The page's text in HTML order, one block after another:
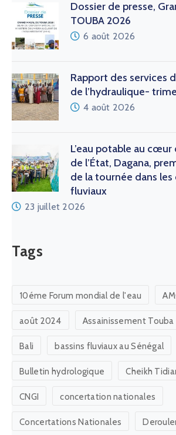
Dossier de presse,
TOUBA 2026
6 août 2026
Rapport des services
de l’hydraulique-
4 août 2026
L’eau potable au
de l’État, Dagana,
de la tournée dans les
fluviaux
23 juillet 2026
Tags
10éme Forum mondial de l'eau
août 2024 Assainissement Touba
Bali bassins fluviaux au Sénégal
Bulletin hydrologique Cheikh
CNGI concertation nationales
Concertations Nationales